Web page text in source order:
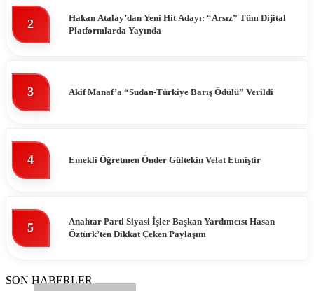
2
Hakan Atalay’dan Yeni Hit Adayı: “Arsız” Tüm Dijital
Platformlarda Yayında
3 Akif Manaf’a “Sudan-Türkiye Barış Ödülü” Verildi
4 Emekli Öğretmen Ônder Gültekin Vefat Etmiştir
5
Anahtar Parti Siyasi İşler Başkan Yardımcısı Hasan
Öztürk’ten Dikkat Çeken Paylaşım
SON HABERLER